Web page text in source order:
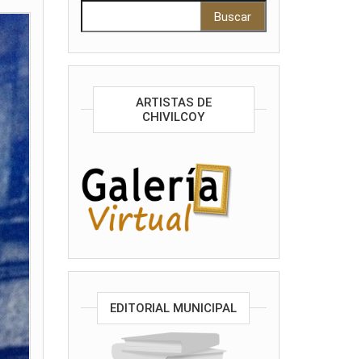
ARTISTAS DE
CHIVILCOY
EDITORIAL MUNICIPAL